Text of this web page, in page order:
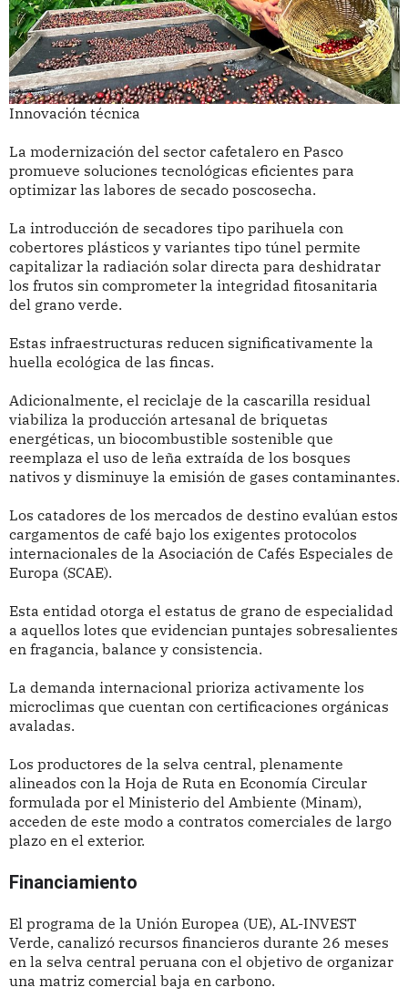
Innovación técnica
La modernización del sector cafetalero en Pasco
promueve soluciones tecnológicas eficientes para
optimizar las labores de secado poscosecha.
La introducción de secadores tipo parihuela con
cobertores plásticos y variantes tipo túnel permite
capitalizar la radiación solar directa para deshidratar
los frutos sin comprometer la integridad fitosanitaria
del grano verde.
Estas infraestructuras reducen significativamente la
huella ecológica de las fincas.
Adicionalmente, el reciclaje de la cascarilla residual
viabiliza la producción artesanal de briquetas
energéticas, un biocombustible sostenible que
reemplaza el uso de leña extraída de los bosques
nativos y disminuye la emisión de gases contaminantes.
Los catadores de los mercados de destino evalúan estos
cargamentos de café bajo los exigentes protocolos
internacionales de la Asociación de Cafés Especiales de
Europa (SCAE).
Esta entidad otorga el estatus de grano de especialidad
a aquellos lotes que evidencian puntajes sobresalientes
en fragancia, balance y consistencia.
La demanda internacional prioriza activamente los
microclimas que cuentan con certificaciones orgánicas
avaladas.
Los productores de la selva central, plenamente
alineados con la Hoja de Ruta en Economía Circular
formulada por el Ministerio del Ambiente (Minam),
acceden de este modo a contratos comerciales de largo
plazo en el exterior.
Financiamiento
El programa de la Unión Europea (UE), AL-INVEST
Verde, canalizó recursos financieros durante 26 meses
en la selva central peruana con el objetivo de organizar
una matriz comercial baja en carbono.